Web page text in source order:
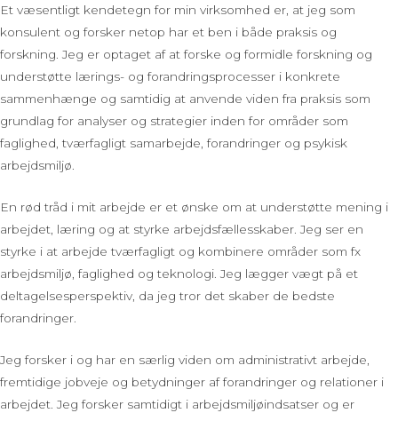
Et væsentligt kendetegn for min virksomhed er, at jeg som
konsulent og forsker netop har et ben i både praksis og
forskning. Jeg er optaget af at forske og formidle forskning og
understøtte lærings- og forandringsprocesser i konkrete
sammenhænge og samtidig at anvende viden fra praksis som
grundlag for analyser og strategier inden for områder som
faglighed, tværfagligt samarbejde, forandringer og psykisk
arbejdsmiljø.
En rød tråd i mit arbejde er et ønske om at understøtte mening i
arbejdet, læring og at styrke arbejdsfællesskaber. Jeg ser en
styrke i at arbejde tværfagligt og kombinere områder som fx
arbejdsmiljø, faglighed og teknologi. Jeg lægger vægt på et
deltagelsesperspektiv, da jeg tror det skaber de bedste
forandringer.
Jeg forsker i og har en særlig viden om administrativt arbejde,
fremtidige jobveje og betydninger af forandringer og relationer i
arbejdet. Jeg forsker samtidigt i arbejdsmiljøindsatser og er